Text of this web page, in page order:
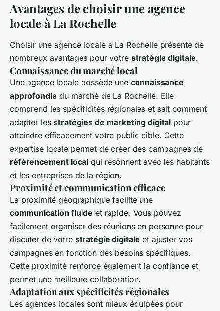
Avantages de choisir une agence
locale à La Rochelle
Choisir une agence locale à La Rochelle présente de
nombreux avantages pour votre stratégie digitale.
Connaissance du marché local
Une agence locale possède une connaissance
approfondie du marché de La Rochelle. Elle
comprend les spécificités régionales et sait comment
adapter les stratégies de marketing digital pour
atteindre efficacement votre public cible. Cette
expertise locale permet de créer des campagnes de
référencement local qui résonnent avec les habitants
et les entreprises de la région.
Proximité et communication efficace
La proximité géographique facilite une
communication fluide et rapide. Vous pouvez
facilement organiser des réunions en personne pour
discuter de votre stratégie digitale et ajuster vos
campagnes en fonction des besoins spécifiques.
Cette proximité renforce également la confiance et
permet une meilleure collaboration.
Adaptation aux spécificités régionales
Les agences locales sont mieux équipées pour